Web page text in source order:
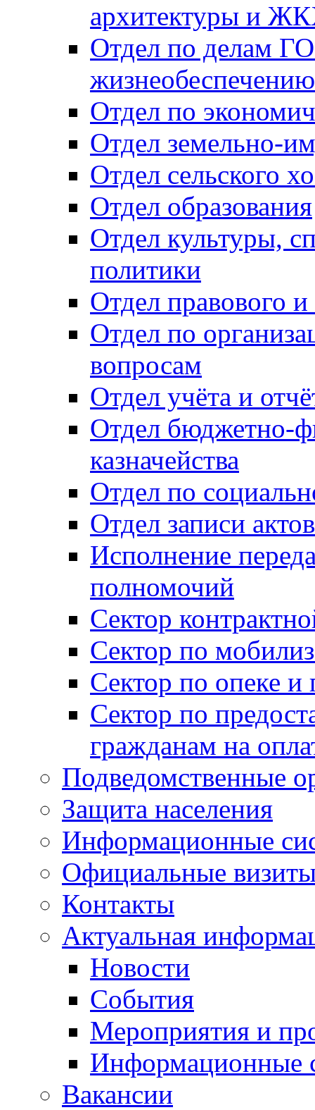
архитектуры и
Отдел по делам
Отдел по
Отдел земельно-
Отдел сельского
Отдел образования
Отдел культуры,
политики
Отдел правового
Отдел по
вопросам
Отдел учёта и
Отдел бюджетно-
казначейства
Отдел по
Отдел записи
Исполнение
полномочий
Сектор
Сектор по
Сектор по опеке и
Сектор по
гражданам на
Подведомственные
Защита населения
Информационные
Официальные
Контакты
Актуальная
Новости
События
Мероприятия и
Информационные
Вакансии